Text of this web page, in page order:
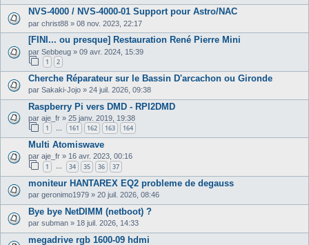
NVS-4000 / NVS-4000-01 Support pour Astro/NAC
par christ88 » 08 nov. 2023, 22:17
[FINI... ou presque] Restauration René Pierre Mini
par Sebbeug » 09 avr. 2024, 15:39
1 2
Cherche Réparateur sur le Bassin D'arcachon ou Gironde
par Sakaki-Jojo » 24 juil. 2026, 09:38
Raspberry Pi vers DMD - RPI2DMD
par aje_fr » 25 janv. 2019, 19:38
1 … 161 162 163 164
Multi Atomiswave
par aje_fr » 16 avr. 2023, 00:16
1 … 34 35 36 37
moniteur HANTAREX EQ2 probleme de degauss
par geronimo1979 » 20 juil. 2026, 08:46
Bye bye NetDIMM (netboot) ?
par subman » 18 juil. 2026, 14:33
megadrive rgb 1600-09 hdmi